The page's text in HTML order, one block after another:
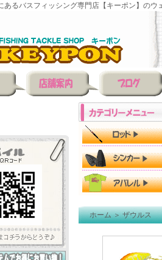
あるバスフィッシング専門店【キーポン】のウ
ホーム＞ザウルス